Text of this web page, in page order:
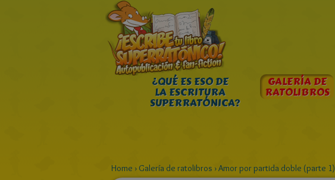
¿QUÉ ES ESO DE
LA ESCRITURA
SUPERRATÓNICA?
GALERÍA DE
RATOLIBROS
Home › Galería de ratolibros ›Amor por partida doble (parte 1)